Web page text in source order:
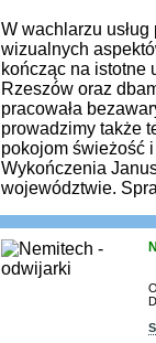
W wachlarzu
wizualnych
kończąc na istotne
Rzeszów oraz
pracowała
prowadzimy także
pokojom świeżość
Wykończenia
województwie.